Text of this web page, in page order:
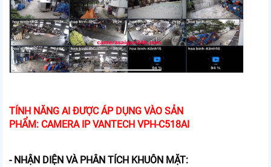
TÍNH NĂNG AI ĐƯỢC ÁP DỤNG VÀO SẢN
PHẨM: CAMERA IP VANTECH VPH-C518AI
- NHẬN DIỆN VÀ PHÂN TÍCH KHUÔN MẶT: